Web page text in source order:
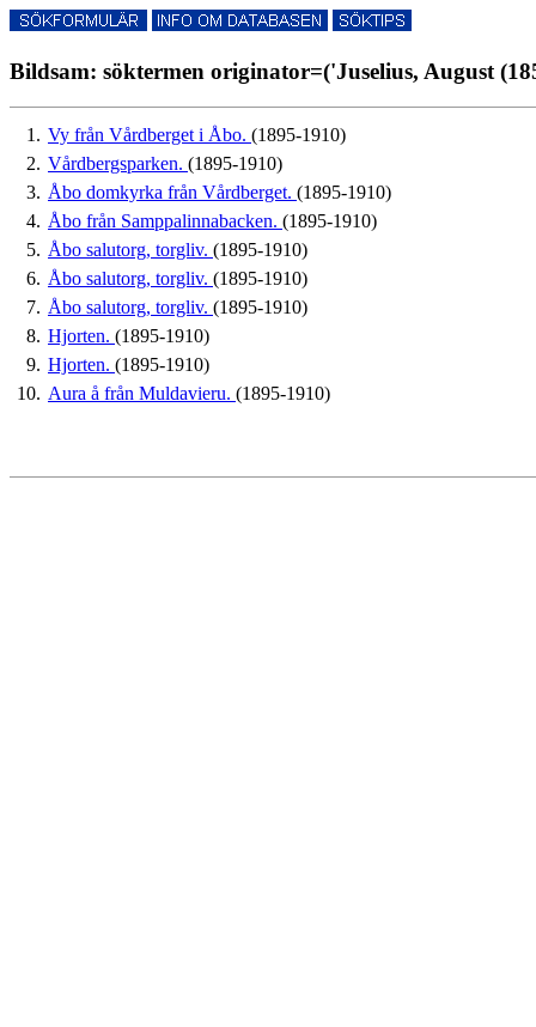
Bildsam: söktermen originator=('Juselius, August
1. Vy från Vårdberget i Åbo. (1895-1910)
2. Vårdbergsparken. (1895-1910)
3. Åbo domkyrka från Vårdberget. (1895-1910)
4. Åbo från Samppalinnabacken. (1895-1910)
5. Åbo salutorg, torgliv. (1895-1910)
6. Åbo salutorg, torgliv. (1895-1910)
7. Åbo salutorg, torgliv. (1895-1910)
8. Hjorten. (1895-1910)
9. Hjorten. (1895-1910)
10. Aura å från Muldavieru. (1895-1910)